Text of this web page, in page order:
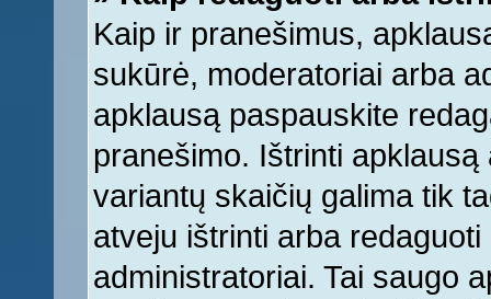
Kaip ir pranešimus,
sukūrė, moderatoriai arba
apklausą paspauskite
pranešimo. Ištrinti
variantų skaičių galima tik
atveju ištrinti arba
administratoriai. Tai saugo